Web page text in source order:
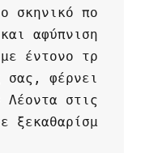
σκηνικό πο
αφύπνιση
έντονο τρ
σας, φέρνει
Λέοντα στις
ξεκαθαρίσμ